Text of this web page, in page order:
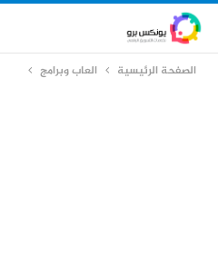
الصفحة الرئيسية العاب وبرامج